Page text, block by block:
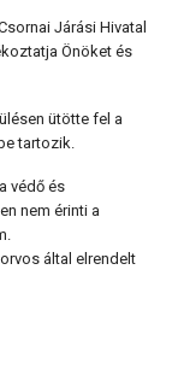
Járási Hivatal
Önöket és
ütötte fel a
tartozik.
védő és
nem érinti a
által elrendelt